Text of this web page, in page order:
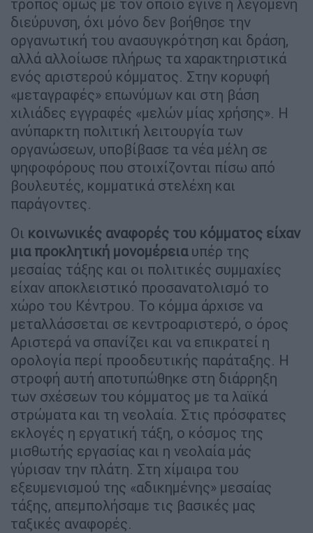
τρόπος όμως με τον οποίο έγινε η λεγόμενη
διεύρυνση, όχι μόνο δεν βοήθησε την
οργανωτική του ανασυγκρότηση και δράση,
αλλά αλλοίωσε πλήρως τα χαρακτηριστικά
ενός αριστερού κόμματος. Στην κορυφή
«μεταγραφές» επωνύμων και στη βάση
χιλιάδες εγγραφές «μελών μίας χρήσης». Η
ανύπαρκτη πολιτική λειτουργία των
οργανώσεων, υποβίβασε τα νέα μέλη σε
ψηφοφόρους που στοιχίζονται πίσω από
βουλευτές, κομματικά στελέχη και
παράγοντες.
Οι κοινωνικές αναφορές του κόμματος είχαν
μια προκλητική μονομέρειαυπέρ της
μεσαίας τάξης και οι πολιτικές συμμαχίες
είχαν αποκλειστικό προσανατολισμό το
χώρο του Κέντρου. Το κόμμα άρχισε να
μεταλλάσσεται σε κεντροαριστερό, ο όρος
Αριστερά να σπανίζει και να επικρατεί η
ορολογία περί προοδευτικής παράταξης. Η
στροφή αυτή αποτυπώθηκε στη διάρρηξη
των σχέσεων του κόμματος με τα λαϊκά
στρώματα και τη νεολαία. Στις πρόσφατες
εκλογές η εργατική τάξη, ο κόσμος της
μισθωτής εργασίας και η νεολαία μάς
γύρισαν την πλάτη. Στη χίμαιρα του
εξευμενισμού της «αδικημένης» μεσαίας
τάξης, απεμπολήσαμε τις βασικές μας
ταξικές αναφορές.